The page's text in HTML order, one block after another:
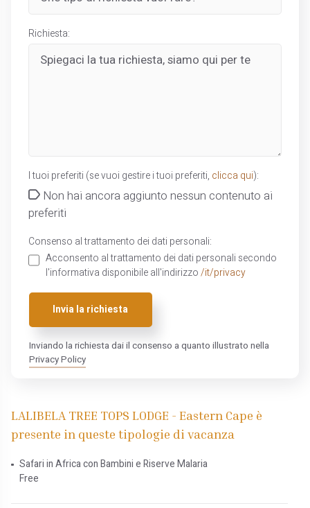
Richiesta:
I tuoi preferiti (se vuoi gestire i tuoi preferiti, clicca qui):
Non hai ancora aggiunto nessun contenuto ai
preferiti
Consenso al trattamento dei dati personali:
Acconsento al trattamento dei dati personali secondo
l'informativa disponibile all'indirizzo /it/privacy
Invia la richiesta
Inviando la richiesta dai il consenso a quanto illustrato nella
Privacy Policy
LALIBELA TREE TOPS LODGE - Eastern Cape è
presente in queste tipologie di vacanza
Safari in Africa con Bambini e Riserve Malaria
Free